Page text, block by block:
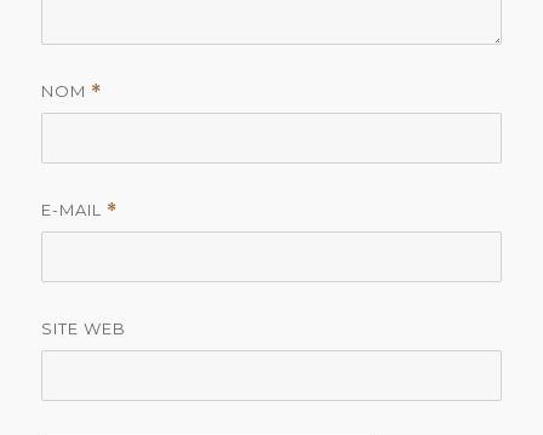
NOM *
E-MAIL *
SITE WEB